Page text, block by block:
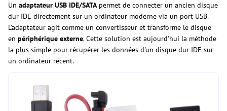
Un adaptateur USB IDE/SATApermet de connecter un ancien disque
dur IDE directement sur un ordinateur moderne via un port USB.
L'adaptateur agit comme un convertisseur et transforme le disque
en périphérique externe. Cette solution est aujourd'hui la méthode
la plus simple pour récupérer les données d'un disque dur IDE sur
un ordinateur récent.